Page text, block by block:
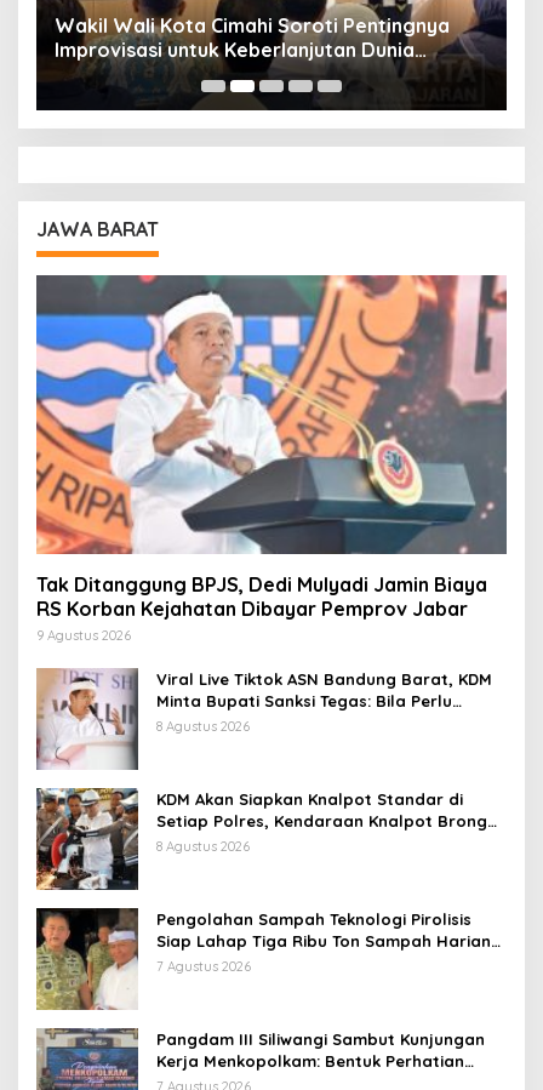
Wakil Wali Kota Cimahi Soroti Pentingnya
Improvisasi untuk Keberlanjutan Dunia
Pendidikan
JAWA BARAT
Tak Ditanggung BPJS, Dedi Mulyadi Jamin Biaya
RS Korban Kejahatan Dibayar Pemprov Jabar
9 Agustus 2026
Viral Live Tiktok ASN Bandung Barat, KDM
Minta Bupati Sanksi Tegas: Bila Perlu
Pemberhentian
8 Agustus 2026
KDM Akan Siapkan Knalpot Standar di
Setiap Polres, Kendaraan Knalpot Brong
Tertangkap Langsung Ganti
8 Agustus 2026
Pengolahan Sampah Teknologi Pirolisis
Siap Lahap Tiga Ribu Ton Sampah Harian
Jawa Barat
7 Agustus 2026
Pangdam III Siliwangi Sambut Kunjungan
Kerja Menkopolkam: Bentuk Perhatian
Pemerintah